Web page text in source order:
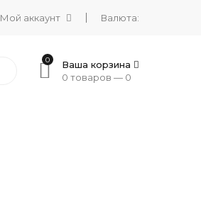
Мой аккаунт Валюта:
0
Ваша корзина
0 товаров — 0